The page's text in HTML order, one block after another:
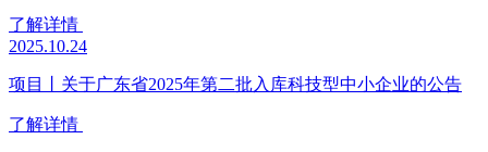
了解详情
2025.10.24
项目丨关于广东省2025年第二批入库科技型中小企业的公告
了解详情